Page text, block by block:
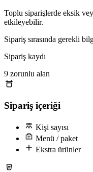
Toplu siparişlerde eksik
etkileyebilir.
Sipariş sırasında gerekli
Sipariş kaydı
9 zorunlu alan
Sipariş içeriği
Kişi sayısı
Menü / paket
Ekstra ürünler